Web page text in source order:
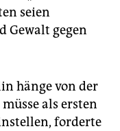
seien
Gewalt gegen
hänge von der
als ersten
forderte